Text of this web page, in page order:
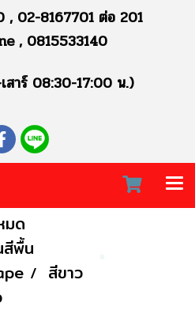
, 02-8167701 ต่อ 201
, 0815533140
สาร์ 08:30-17:00 น.)
มด
พื้น
สีขาว